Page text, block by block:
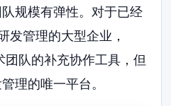
规模有弹性。对于已经
发管理的大型企业，
队的补充协作工具，但
理的唯一平台。